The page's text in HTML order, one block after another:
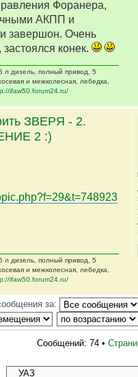
Форанера,
АКПП и
завершон. Очень
конек.
л дизель, полный привод, 5
и межколесная, лебедка,
ifaw50.forum24.ru/
ЗВЕРЯ - 2.
2 :)
л дизель, полный привод, 5
и межколесная, лебедка,
ifaw50.forum24.ru/
за:
Сообщений: 74 •